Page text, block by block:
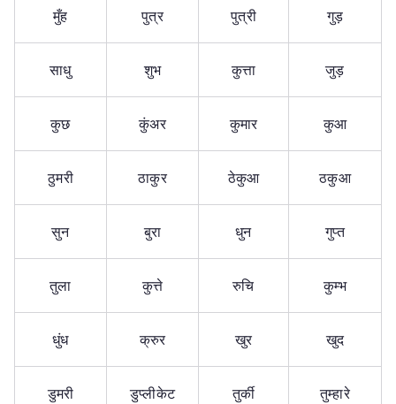
मुँह पुत्र पुत्री गुड़
साधु शुभ कुत्ता जुड़
कुछ कुंअर कुमार कुआ
ठुमरी ठाकुर ठेकुआ ठकुआ
सुन बुरा धुन गुप्त
तुला कुत्ते रुचि कुम्भ
धुंध क्रुर खुर खुद
डुमरी डुप्लीकेट तुर्की तुम्हारे